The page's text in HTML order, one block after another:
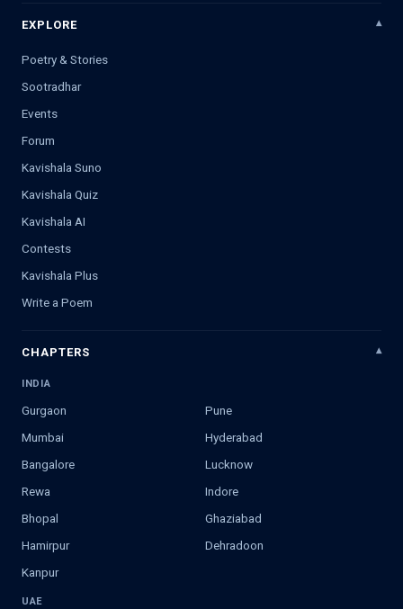
EXPLORE
Poetry & Stories
Sootradhar
Events
Forum
Kavishala Suno
Kavishala Quiz
Kavishala AI
Contests
Kavishala Plus
Write a Poem
CHAPTERS
INDIA
Gurgaon
Pune
Mumbai
Hyderabad
Bangalore
Lucknow
Rewa
Indore
Bhopal
Ghaziabad
Hamirpur
Dehradoon
Kanpur
UAE